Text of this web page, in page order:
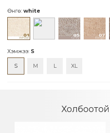
Өнгө: white
Хэмжээ: S
S M L XL
Холбоотой